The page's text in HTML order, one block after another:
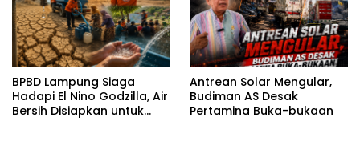
BPBD Lampung Siaga
Hadapi El Nino Godzilla, Air
Bersih Disiapkan untuk
Antrean Solar Mengular,
Budiman AS Desak
Pertamina Buka-bukaan